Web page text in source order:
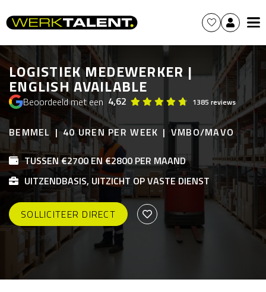
LOGISTIEK MEDEWERKER |
ENGLISH AVAILABLE
Beoordeeld met een 4,62 1385 reviews
BEMMEL 40 UREN PER WEEK
VMBO/MAVO
TUSSEN €2700 EN €2800 PER MAAND
UITZENDBASIS, UITZICHT OP VASTE DIENST
SOLLICITEER DIRECT